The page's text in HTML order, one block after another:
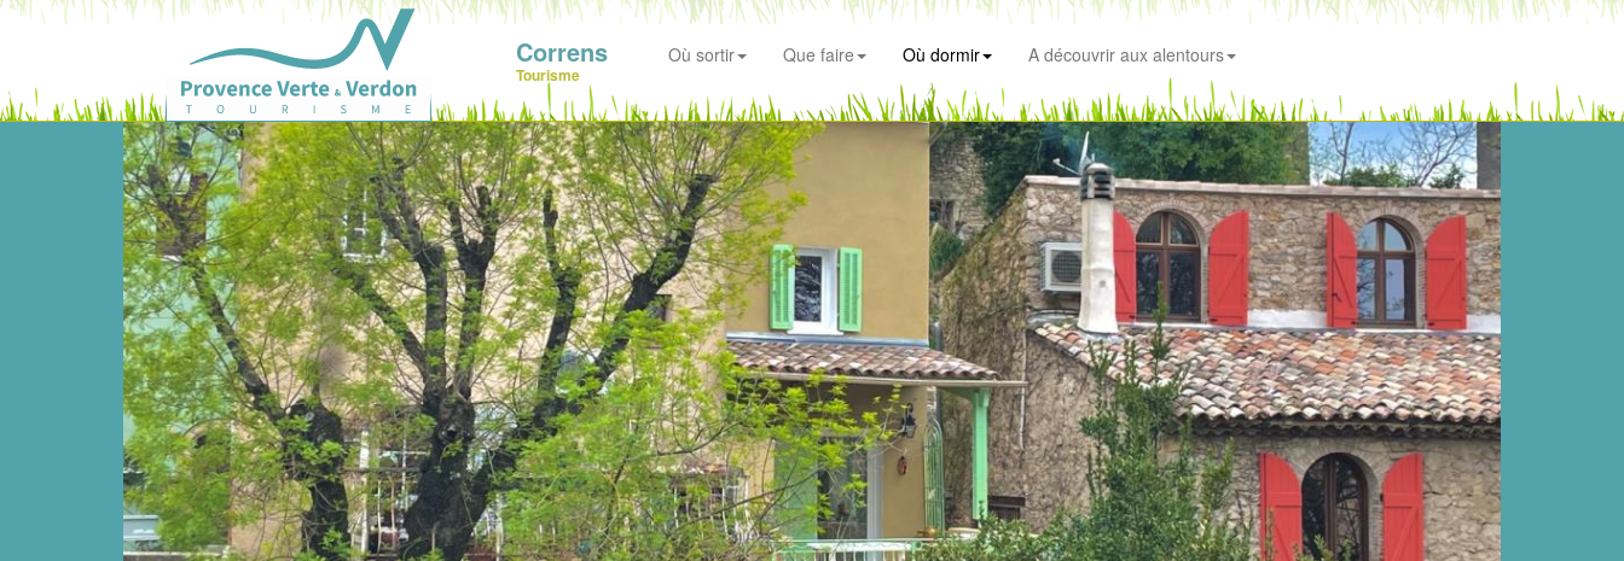
Correns
Tourisme
Où sortir Que faire Où dormir A découvrir aux alentours